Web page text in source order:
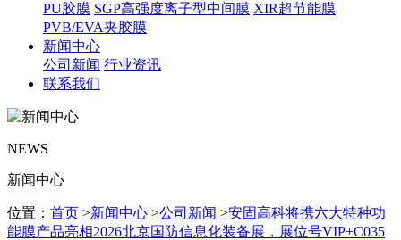
PU胶膜 SGP高强度离子型中间膜 XIR超节能膜
PVB/EVA夹胶膜
新闻中心
公司新闻 行业资讯
联系我们
NEWS
新闻中心
位置： 首页 >新闻中心 >公司新闻 >安固高科将携六大特种功
能膜产品亮相2026北京国防信息化装备展，展位号VIP+C035